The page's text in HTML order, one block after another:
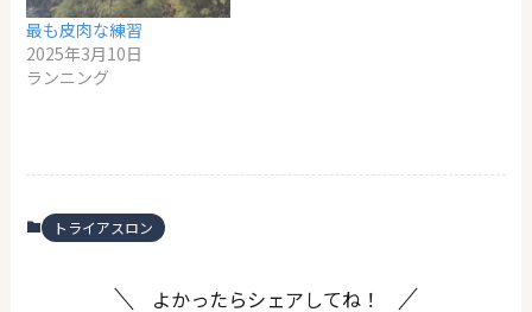
最も皮肉な練習
2025年3月10日
ランニング
トライアスロン
よかったらシェアしてね！